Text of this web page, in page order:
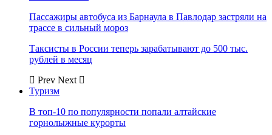
Пассажиры автобуса из Барнаула в Павлодар застряли на
трассе в сильный мороз
Таксисты в России теперь зарабатывают до 500 тыс.
рублей в месяц
Prev Next
Туризм
В топ-10 по популярности попали алтайские
горнолыжные курорты